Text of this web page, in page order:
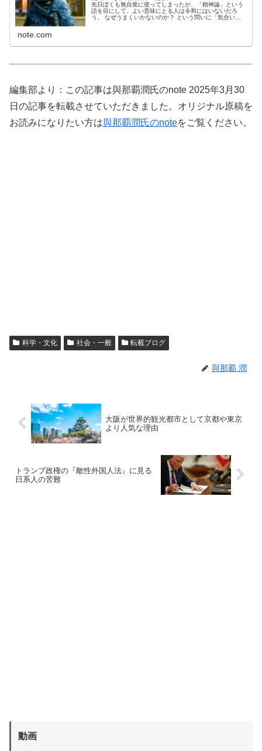
先日ぼくも無自覚に使ってしまったが、「精神論」という
語を目にして、よい意味にとる人は令和にはいないだろ
う。 なぜうまくいかないのか？ という問いに「気合いが
note.com
編集部より：この記事は與那覇潤氏のnote 2025年3月30
日の記事を転載させていただきました。オリジナル原稿を
お読みになりたい方は與那覇潤氏のnoteをご覧ください。
科学・文化 社会・一般 転載ブログ
與那覇 潤
大阪が世界的観光都市として京都や東京
より人気な理由
トランプ政権の『敵性外国人法』に見る
日系人の苦難
動画